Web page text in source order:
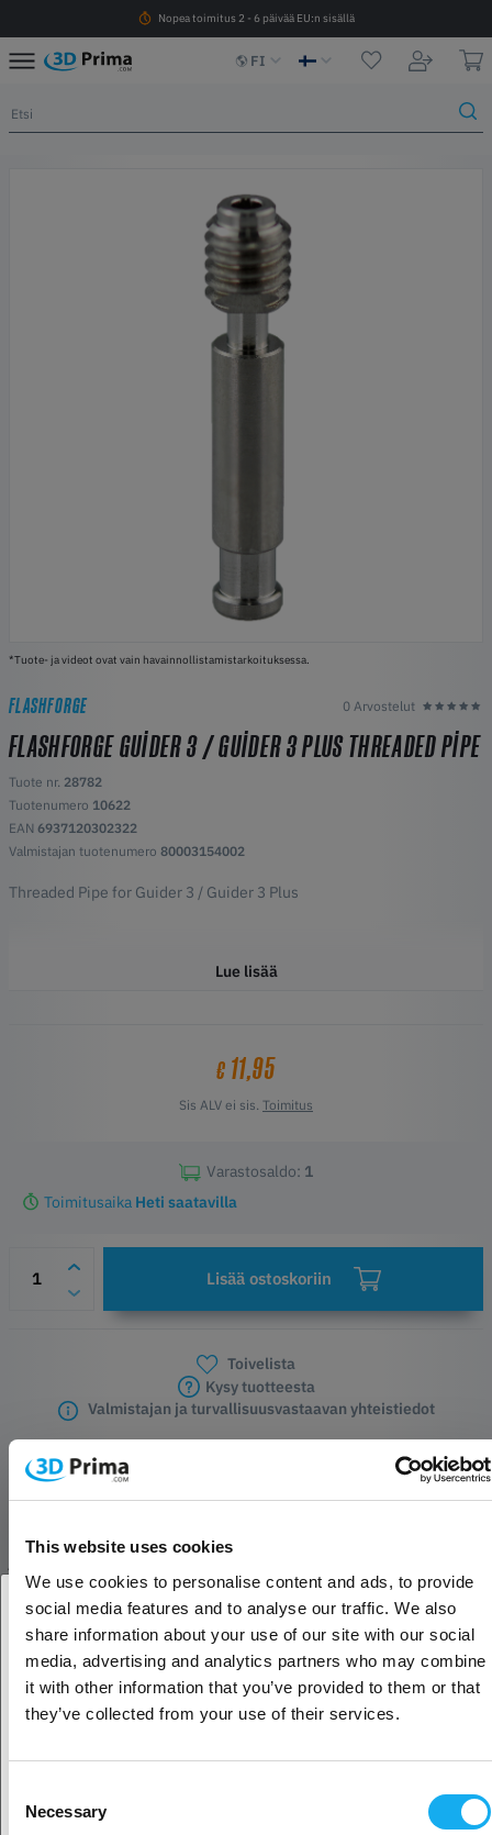
This website uses cookies
We use cookies to personalise content and ads, to provide
social media features and to analyse our traffic. We also
share information about your use of our site with our social
media, advertising and analytics partners who may combine
it with other information that you’ve provided to them or that
they’ve collected from your use of their services.
Selection
Necessary
Nopea toimitus 2 - 6 päivää EU:n sisällä
FI
*Tuote- ja videot ovat vain havainnollistamistarkoituksessa.
FLASHFORGE 0 Arvostelut
FLASHFORGE GUIDER 3 / GUIDER 3 PLUS THREADED PIPE
Tuote nr. 28782
Tuotenumero 10622
EAN 6937120302322
Valmistajan tuotenumero 80003154002
Threaded Pipe for Guider 3 / Guider 3 Plus
Lue lisää
€ 11,95
Sis ALV ei sis. Toimitus
Varastosaldo: 1
Toimitusaika Heti saatavilla
Lisää ostoskoriin
Toivelista
Kysy tuotteesta
Valmistajan ja turvallisuusvastaavan yhteistiedot
TUOTEKUVAUS
Oletko yritys- vai yksityisasiakas?
Yritysasiakas